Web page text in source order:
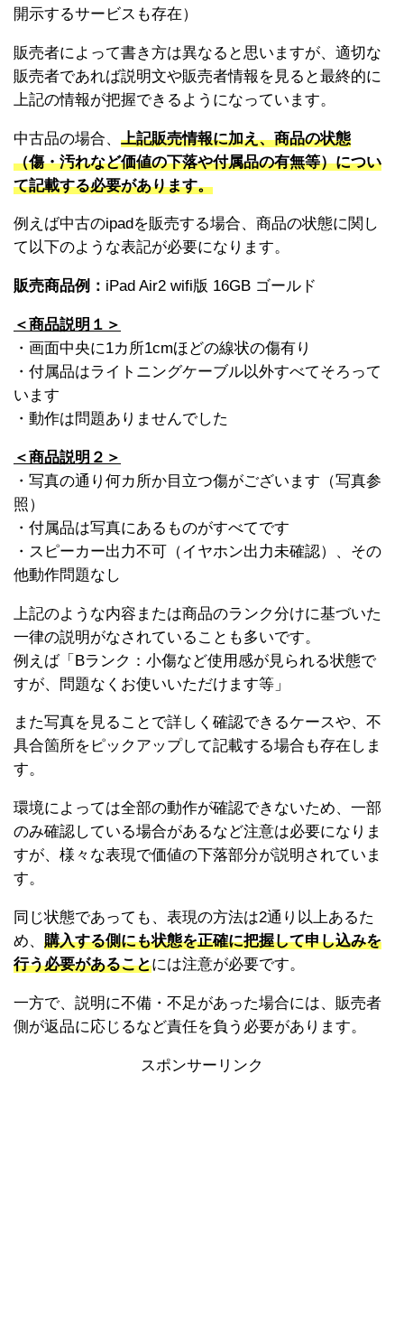
開示するサービスも存在）
販売者によって書き方は異なると思いますが、適切な
販売者であれば説明文や販売者情報を見ると最終的に
上記の情報が把握できるようになっています。
中古品の場合、 上記販売情報に加え、商品の状態
（傷・汚れなど価値の下落や付属品の有無等）につい
て記載する必要があります。
例えば中古のipadを販売する場合、商品の状態に関し
て以下のような表記が必要になります。
販売商品例： iPad Air2 wifi版 16GB ゴールド
＜商品説明１＞
・画面中央に1カ所1cmほどの線状の傷有り
・付属品はライトニングケーブル以外すべてそろって
います
・動作は問題ありませんでした
＜商品説明２＞
・写真の通り何カ所か目立つ傷がございます（写真参
照）
・付属品は写真にあるものがすべてです
・スピーカー出力不可（イヤホン出力未確認）、その
他動作問題なし
上記のような内容または商品のランク分けに基づいた
一律の説明がなされていることも多いです。
例えば「Bランク：小傷など使用感が見られる状態で
すが、問題なくお使いいただけます等」
また写真を見ることで詳しく確認できるケースや、不
具合箇所をピックアップして記載する場合も存在しま
す。
環境によっては全部の動作が確認できないため、一部
のみ確認している場合があるなど注意は必要になりま
すが、様々な表現で価値の下落部分が説明されていま
す。
同じ状態であっても、表現の方法は2通り以上あるた
め、 購入する側にも状態を正確に把握して申し込みを
行う必要があることには注意が必要です。
一方で、説明に不備・不足があった場合には、販売者
側が返品に応じるなど責任を負う必要があります。
スポンサーリンク